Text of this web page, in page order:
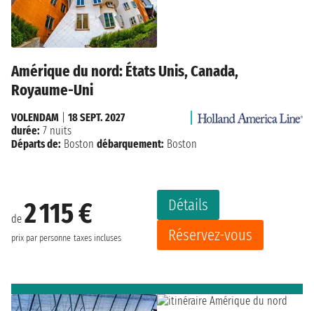
Amérique du nord: États Unis, Canada,
Royaume-Uni
de 2 115 €
prix par personne taxes incluses
Détails
Réservez-vous
VOLENDAM
18 SEPT. 2027
durée: 7 nuits
Départs de: Boston débarquement: Boston